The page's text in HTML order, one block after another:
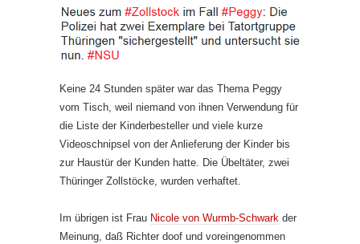
Keine 24 Stunden später war das Thema Peggy
vom Tisch, weil niemand von ihnen Verwendung für
die Liste der Kinderbesteller und viele kurze
Videoschnipsel von der Anlieferung der Kinder bis
zur Haustür der Kunden hatte. Die Übeltäter, zwei
Thüringer Zollstöcke, wurden verhaftet.
Im übrigen ist Frau Nicole von Wurmb-Schwark der
Meinung, daß Richter doof und voreingenommen